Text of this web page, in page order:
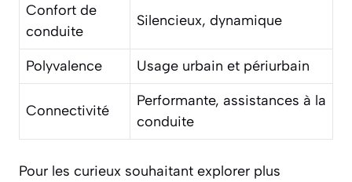
Confort de
conduite
Silencieux, dynamique
Polyvalence Usage urbain et périurbain
Connectivité
Performante, assistances à la
conduite
Pour les curieux souhaitant explorer plus